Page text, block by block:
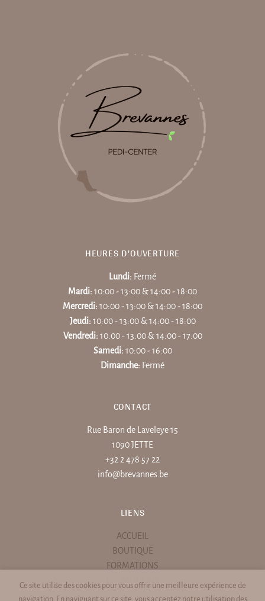
HEURES D'OUVERTURE
Lundi: Fermé
Mardi: 10:00 - 13:00 & 14:00 - 18:00
Mercredi: 10:00 - 13:00 & 14:00 - 18:00
Jeudi: 10:00 - 13:00 & 14:00 - 18:00
Vendredi: 10:00 - 13:00 & 14:00 - 17:00
Samedi: 10:00 - 16:00
Dimanche: Fermé
CONTACT
Rue Baron de Laveleye 15
1090 JETTE
+32 2 478 57 22
info@brevannes.be
LIENS
ACCUEIL
BOUTIQUE
FORMATIONS
PROMOTIONS
Ce site utilise des cookies pour vous offrir une meilleure expérience de
navigation. En naviguant sur ce site, vous acceptez notre utilisation des